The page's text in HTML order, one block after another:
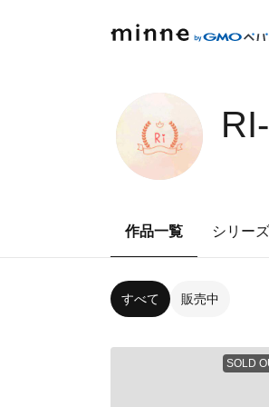
作品一覧 シリーズ
すべて 販売中
SOLD